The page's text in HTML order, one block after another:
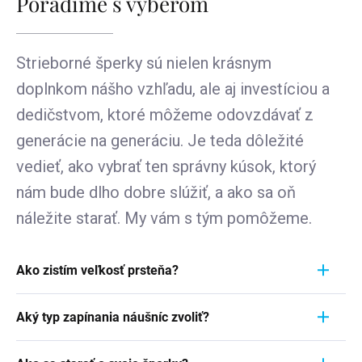
Strieborné šperky sú nielen krásnym
doplnkom nášho vzhľadu, ale aj investíciou a
dedičstvom, ktoré môžeme odovzdávať z
generácie na generáciu. Je teda dôležité
vedieť, ako vybrať ten správny kúsok, ktorý
nám bude dlho dobre slúžiť, a ako sa oň
náležite starať. My vám s tým pomôžeme.
Ako zistím veľkosť prsteňa?
Aby ste zistili jeho veľkosť, vezmite pravítko a
položte ho priamo na prstienok, ktorý momentálne
Aký typ zapínania náušníc zvoliť?